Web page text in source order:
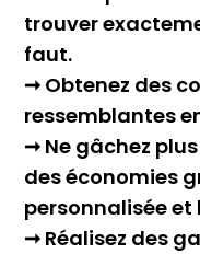
trouver
faut.
➞ Obtenez des
ressemblantes
➞ Ne gâchez
des économies
personnalisée et
➞ Réalisez des